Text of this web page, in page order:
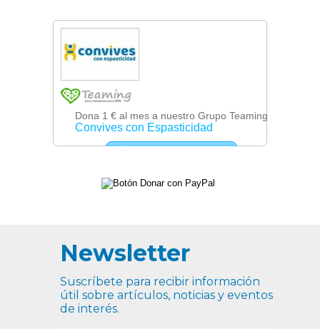
Newsletter
Suscríbete para recibir información
útil sobre artículos, noticias y eventos
de interés.